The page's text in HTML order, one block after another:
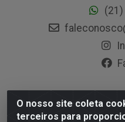
O nosso site coleta
terceiros para
Playvender